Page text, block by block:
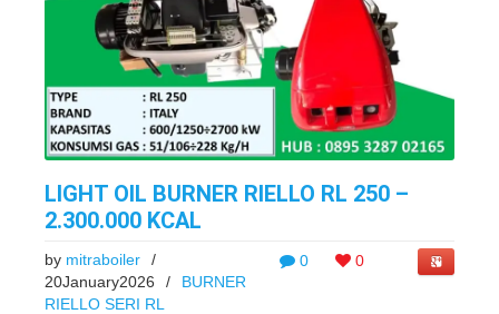
LIGHT OIL BURNER RIELLO RL 250 –
2.300.000 KCAL
0 0
by mitraboiler
/
20January2026
/
BURNER
RIELLO SERI RL